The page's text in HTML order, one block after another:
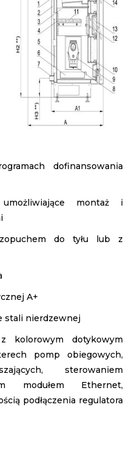
dofinansowania
montaż i
do tyłu lub z
A+
stali nierdzewnej
kolorowym dotykowym
pomp obiegowych,
sterowaniem
modułem Ethernet,
podłączenia regulatora